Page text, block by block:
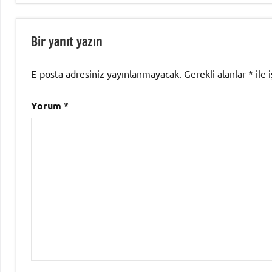
Bir yanıt yazın
E-posta adresiniz yayınlanmayacak. Gerekli alanlar * ile
Yorum *